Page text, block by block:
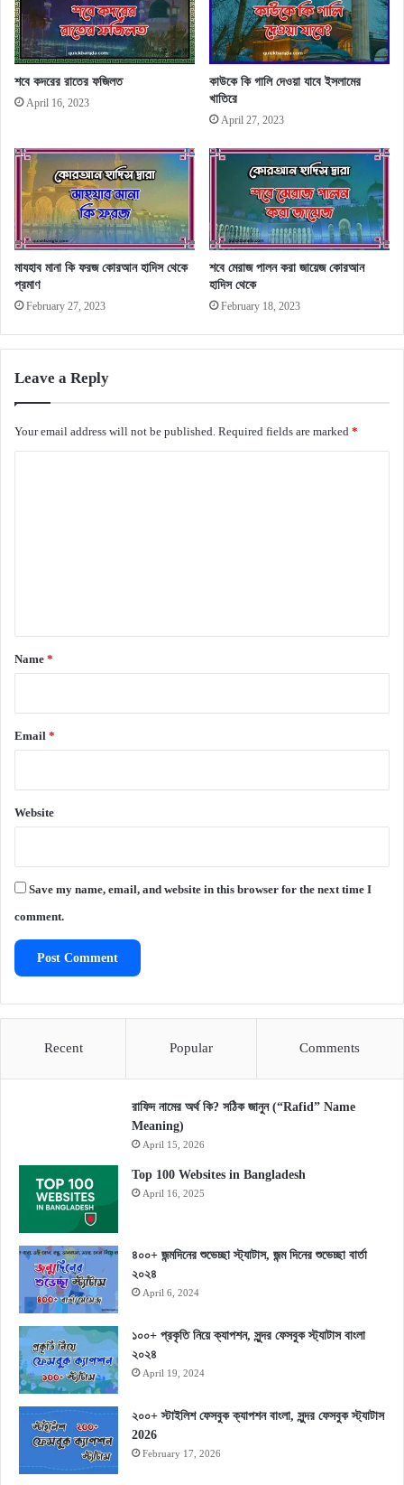
শবে কদরের রাতের ফজিলত
April 16, 2023
কাউকে কি গালি দেওয়া যাবে ইসলামের
খাতিরে
April 27, 2023
মাযহাব মানা কি ফরজ কোরআন হাদিস থেকে
প্রমাণ
February 27, 2023
শবে মেরাজ পালন করা জায়েজ কোরআন
হাদিস থেকে
February 18, 2023
Leave a Reply
Your email address will not be published. Required fields are marked *
*
Name *
Email *
Website
Save my name, email, and website in this browser for the next time I
comment.
Recent Popular Comments
রাফিদ নামের অর্থ কি? সঠিক জানুন (“Rafid” Name
Meaning)
April 15, 2026
Top 100 Websites in Bangladesh
April 16, 2025
৪০০+ জন্মদিনের শুভেচ্ছা স্ট্যাটাস, জন্ম দিনের শুভেচ্ছা বার্তা
২০২৪
April 6, 2024
১০০+ প্রকৃতি নিয়ে ক্যাপশন, সুন্দর ফেসবুক স্ট্যাটাস বাংলা
২০২৪
April 19, 2024
২০০+ স্টাইলিশ ফেসবুক ক্যাপশন বাংলা, সুন্দর ফেসবুক স্ট্যাটাস
2026
February 17, 2026